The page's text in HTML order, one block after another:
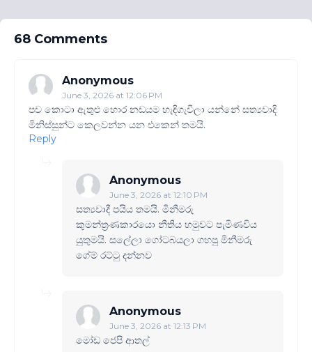
68 Comments
Anonymous
June 3, 2026 at 12:06 PM
පච කොටා ඇතුළු හොර නඩයම හැඳිගැවීලා යන්නේ සත්‍යවාදි
මිනිස්සුන්ට කෙලවන්න යන එකෙන් තමයි.
Reply
Anonymous
June 3, 2026 at 12:10 PM
සත්‍යවාදී පයිය තමයි. මිනීමරු
කුමන්ත්‍රණකාරයො නීතිය හමුවට පැමිණවිය
යුතුමයි. සලේලා ගෝටබයලා ගහපු මිනීමරු
ගේම් රට්ටු දන්නව
Anonymous
June 3, 2026 at 12:13 PM
මෝඩ ජෙපි ආතල්